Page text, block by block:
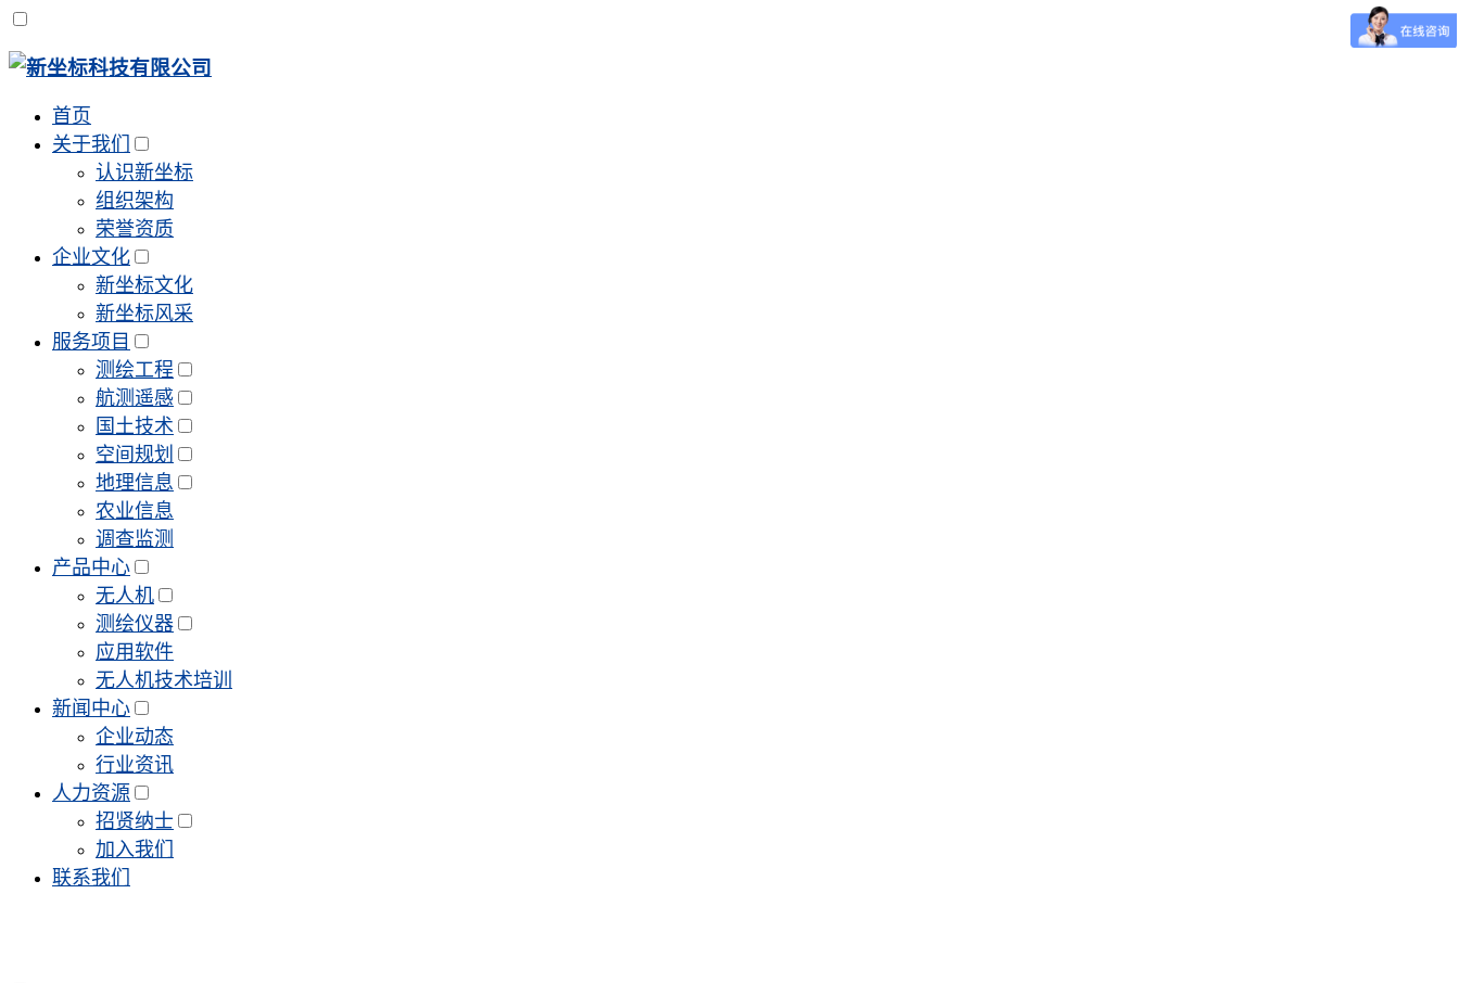
首页
关于我们
认识新坐标
组织架构
荣誉资质
企业文化
新坐标文化
新坐标风采
服务项目
测绘工程
航测遥感
国土技术
空间规划
地理信息
农业信息
调查监测
产品中心
无人机
测绘仪器
应用软件
无人机技术培训
新闻中心
企业动态
行业资讯
人力资源
招贤纳士
加入我们
联系我们